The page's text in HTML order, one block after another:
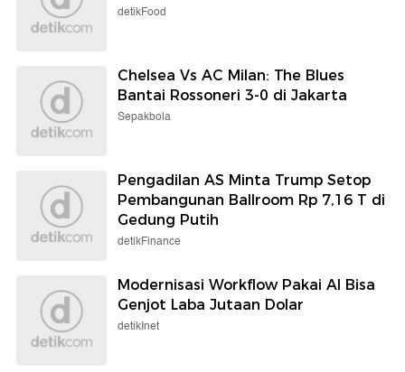
detikFood
Chelsea Vs AC Milan: The Blues
Bantai Rossoneri 3-0 di Jakarta
Sepakbola
Pengadilan AS Minta Trump Setop
Pembangunan Ballroom Rp 7,16 T di
Gedung Putih
detikFinance
Modernisasi Workflow Pakai AI Bisa
Genjot Laba Jutaan Dolar
detikInet